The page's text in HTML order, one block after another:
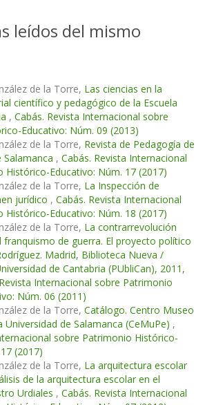
leídos del mismo
de la Torre, Las ciencias en la
científico y pedagógico de la Escuela
, Cabás. Revista Internacional sobre
Educativo: Núm. 09 (2013)
de la Torre, Revista de Pedagogía de
Salamanca , Cabás. Revista Internacional
Histórico-Educativo: Núm. 17 (2017)
de la Torre, La Inspección de
jurídico , Cabás. Revista Internacional
Histórico-Educativo: Núm. 18 (2017)
de la Torre, La contrarrevolución
franquismo de guerra. El proyecto político
Madrid, Biblioteca Nueva /
de Cantabria (PUbliCan), 2011,
Internacional sobre Patrimonio
Núm. 06 (2011)
de la Torre, Catálogo. Centro Museo
Universidad de Salamanca (CeMuPe) ,
sobre Patrimonio Histórico-
(2017)
de la Torre, La arquitectura escolar
de la arquitectura escolar en el
Urdiales , Cabás. Revista Internacional